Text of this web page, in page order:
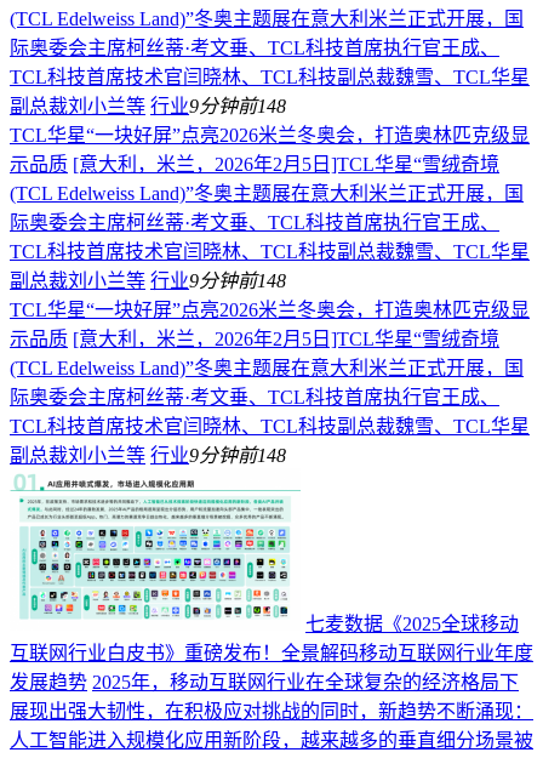
(TCL Edelweiss Land)”冬奥主题展在意大利米兰正式开展，国
际奥委会主席柯丝蒂·考文垂、TCL科技首席执行官王成、
TCL科技首席技术官闫晓林、TCL科技副总裁魏雪、TCL华星
副总裁刘小兰等 行业9分钟前148
TCL华星“一块好屏”点亮2026米兰冬奥会，打造奥林匹克级显
示品质 [意大利，米兰，2026年2月5日]TCL华星“雪绒奇境
(TCL Edelweiss Land)”冬奥主题展在意大利米兰正式开展，国
际奥委会主席柯丝蒂·考文垂、TCL科技首席执行官王成、
TCL科技首席技术官闫晓林、TCL科技副总裁魏雪、TCL华星
副总裁刘小兰等 行业9分钟前148
TCL华星“一块好屏”点亮2026米兰冬奥会，打造奥林匹克级显
示品质 [意大利，米兰，2026年2月5日]TCL华星“雪绒奇境
(TCL Edelweiss Land)”冬奥主题展在意大利米兰正式开展，国
际奥委会主席柯丝蒂·考文垂、TCL科技首席执行官王成、
TCL科技首席技术官闫晓林、TCL科技副总裁魏雪、TCL华星
副总裁刘小兰等 行业9分钟前148
七麦数据《2025全球移动
互联网行业白皮书》重磅发布！全景解码移动互联网行业年度
发展趋势 2025年，移动互联网行业在全球复杂的经济格局下
展现出强大韧性，在积极应对挑战的同时，新趋势不断涌现：
人工智能进入规模化应用新阶段，越来越多的垂直细分场景被